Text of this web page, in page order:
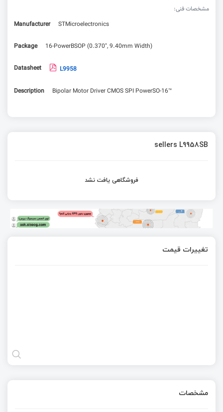
مشخصات فنی:
Manufacturer
STMicroelectronics
Package 16-PowerBSOP (0.370", 9.40mm Width)
Datasheet L9958
Description Bipolar Motor Driver CMOS SPI PowerSO-16™
sellers L9958SB
فروشگاهی یافت نشد
تغییرات قیمت
مشخصات